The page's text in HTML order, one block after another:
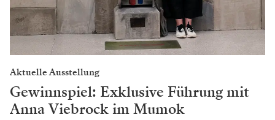
Aktuelle Ausstellung
Gewinnspiel: Exklusive Führung mit
Anna Viebrock im Mumok